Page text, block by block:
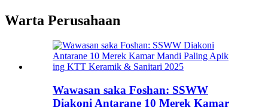
Warta Perusahaan
Wawasan saka Foshan: SSWW
Diakoni Antarane 10 Merek Kamar